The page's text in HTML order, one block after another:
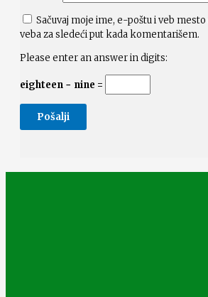
Sačuvaj moje ime, e-poštu i veb
veba za sledeći put kada komentarišem.
Please enter an answer in digits:
eighteen − nine =